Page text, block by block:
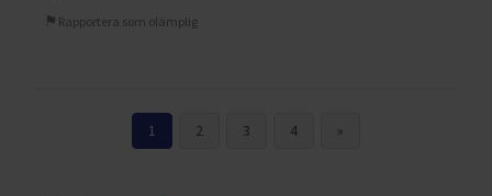
Rapportera som olämplig
1 2 3 4 »